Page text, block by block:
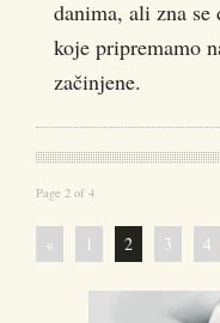
danima, ali zna
koje pripremamo
začinjene.
Page 2 of 4
« 1 2 3 4